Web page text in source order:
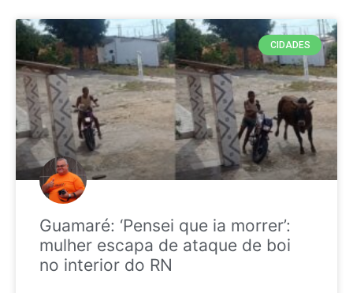
CIDADES
Guamaré: ‘Pensei que ia morrer’:
mulher escapa de ataque de boi
no interior do RN